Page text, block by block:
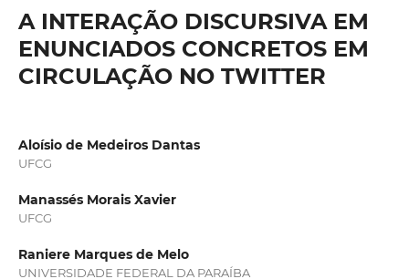
A INTERAÇÃO DISCURSIVA EM
ENUNCIADOS CONCRETOS EM
CIRCULAÇÃO NO TWITTER
Aloísio de Medeiros Dantas
UFCG
Manassés Morais Xavier
UFCG
Raniere Marques de Melo
UNIVERSIDADE FEDERAL DA PARAÍBA